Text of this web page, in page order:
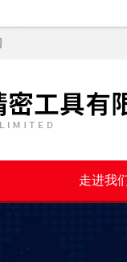
走进我